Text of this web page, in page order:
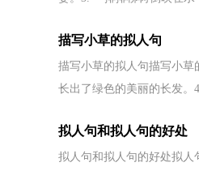
描写小草的拟人句
描写小草的拟人句描写小草
长出了绿色的美丽的长发。
拟人句和拟人句的好处
拟人句和拟人句的好处拟人